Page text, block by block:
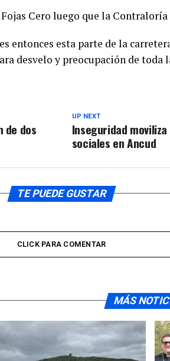
Cero luego que la Contraloría
entonces esta parte de la
desvelo y preocupación de toda
UP NEXT
Inseguridad
sociales en Ancud
de dos
TE PUEDE GUSTAR
CLICK PARA COMENTAR
MÁS